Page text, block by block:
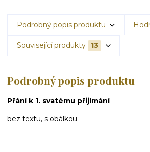
Podrobný popis produktu
Související produkty 13
Podrobný popis produktu
Přání k 1. svatému přijímání
bez textu, s obálkou